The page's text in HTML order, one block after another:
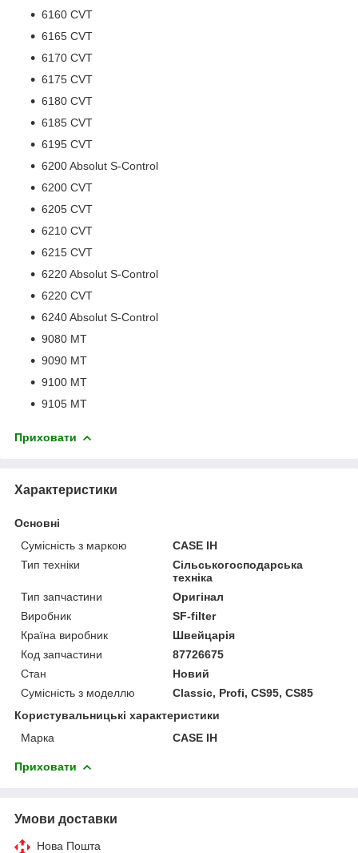
6160 CVT
6165 CVT
6170 CVT
6175 CVT
6180 CVT
6185 CVT
6195 CVT
6200 Absolut S-Control
6200 CVT
6205 CVT
6210 CVT
6215 CVT
6220 Absolut S-Control
6220 CVT
6240 Absolut S-Control
9080 MT
9090 MT
9100 MT
9105 MT
Приховати
Характеристики
Основні
Сумісність з маркою
CASE IH
Тип техніки
Сільськогосподарська
техніка
Тип запчастини
Оригінал
Виробник
SF-filter
Країна виробник
Швейцарія
Код запчастини
87726675
Стан
Новий
Сумісність з моделлю
Classic, Profi, CS95, CS85
Користувальницькі характеристики
Марка
CASE IH
Приховати
Умови доставки
Нова Пошта